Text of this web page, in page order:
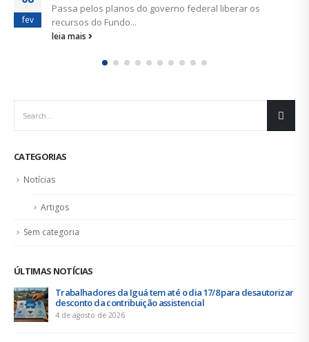
FNU completa 69 anos: viva a luta urbanitária!
CATEGORIAS
Artigos
Sem categoria